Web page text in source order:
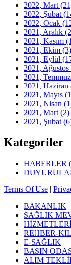
2022, Mart
2022, Şubat
2022, Ocak
2021, Aralık
2021, Kasım
2021, Ekim (3)
2021, Eylül
2021, Ağustos
2021, Temmuz
2021, Haziran
2021, Mayıs
2021, Nisan
2021, Mart (2)
2021, Şubat
Kategoriler
HABERLER
Terms Of Use |
BAKANLIK
SAĞLIK
REHBER-
E-SAĞLIK
BASIN
ALIM